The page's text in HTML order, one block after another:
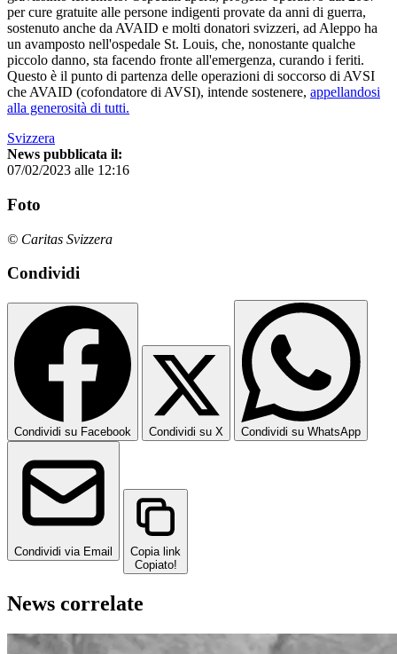
per cure gratuite alle persone indigenti provate da anni di guerra,
sostenuto anche da AVAID e molti donatori svizzeri, ad Aleppo ha
un avamposto nell'ospedale St. Louis, che, nonostante qualche
piccolo danno, sta facendo fronte all'emergenza, curando i feriti.
Questo è il punto di partenza delle operazioni di soccorso di AVSI
che AVAID (cofondatore di AVSI), intende sostenere, appellandosi
alla generosità di tutti.
Svizzera
News pubblicata il:
07/02/2023 alle 12:16
Foto
© Caritas Svizzera
Condividi
Condividi su Facebook Condividi su X Condividi su WhatsApp
Condividi via Email
Copia link
Copiato!
News correlate